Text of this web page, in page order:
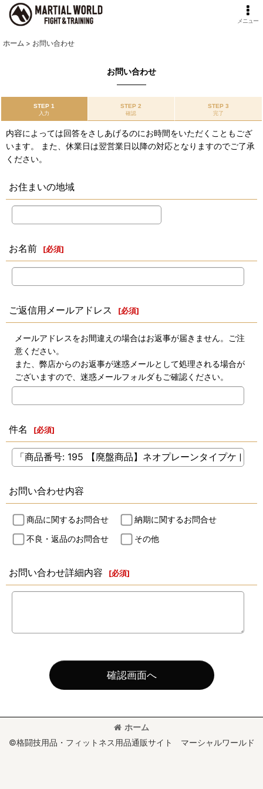
メニュー
ホーム > お問い合わせ
お問い合わせ
STEP 1
入力
STEP 2
確認
STEP 3
完了
内容によっては回答をさしあげるのにお時間をいただくこともござ
います。 また、休業日は翌営業日以降の対応となりますのでご了承
ください。
お住まいの地域
お名前 [必須]
ご返信用メールアドレス [必須]
メールアドレスをお間違えの場合はお返事が届きません。ご注
意ください。
また、弊店からのお返事が迷惑メールとして処理される場合が
ございますので、迷惑メールフォルダもご確認ください。
件名 [必須]
お問い合わせ内容
商品に関するお問合せ
納期に関するお問合せ
不良・返品のお問合せ
その他
お問い合わせ詳細内容 [必須]
確認画面へ
ホーム
©格闘技用品・フィットネス用品通販サイト マーシャルワールド